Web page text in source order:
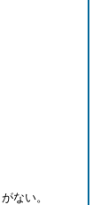
ない。